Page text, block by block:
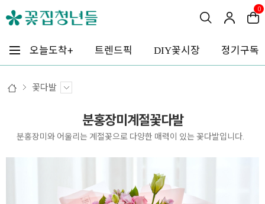
0
오늘도착+ 트렌드픽 DIY꽃시장 정기구독
꽃다발
분홍장미계절꽃다발
분홍장미와 어울리는 계절꽃으로 다양한 매력이 있는 꽃다발입니다.